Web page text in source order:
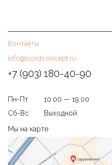
Контакты
info@nordconcept.ru
+7 (903) 180-40-90
Пн-Пт
10:00 — 19.00
Сб-Вс
Выходной
Мы на карте